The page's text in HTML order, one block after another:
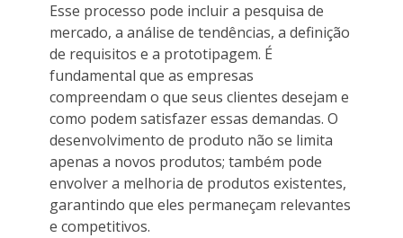
Esse processo pode incluir a pesquisa de
mercado, a análise de tendências, a definição
de requisitos e a prototipagem. É
fundamental que as empresas
compreendam o que seus clientes desejam e
como podem satisfazer essas demandas. O
desenvolvimento de produto não se limita
apenas a novos produtos; também pode
envolver a melhoria de produtos existentes,
garantindo que eles permaneçam relevantes
e competitivos.